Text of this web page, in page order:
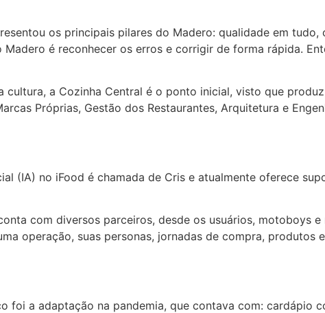
os principais pilares do Madero: qualidade em
é reconhecer os erros e corrigir de forma rápida.
a Cozinha Central é o ponto inicial, visto que
Próprias, Gestão dos Restaurantes, Arquitetura e
(IA) no iFood é chamada de Cris e atualmente oferece
com diversos parceiros, desde os usuários, motoboys
operação, suas personas, jornadas de compra, produtos
foi a adaptação na pandemia, que contava com: cardápio